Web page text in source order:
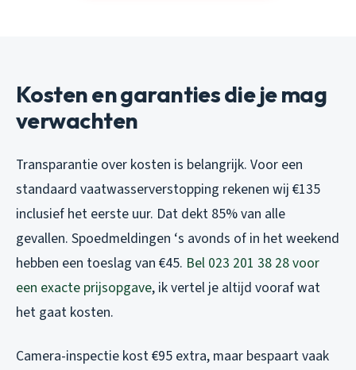
Kosten en garanties die je mag
verwachten
Transparantie over kosten is belangrijk. Voor een
standaard vaatwasserverstopping rekenen wij €135
inclusief het eerste uur. Dat dekt 85% van alle
gevallen. Spoedmeldingen ‘s avonds of in het weekend
hebben een toeslag van €45. Bel 023 201 38 28 voor
een exacte prijsopgave, ik vertel je altijd vooraf wat
het gaat kosten.
Camera-inspectie kost €95 extra, maar bespaart vaak